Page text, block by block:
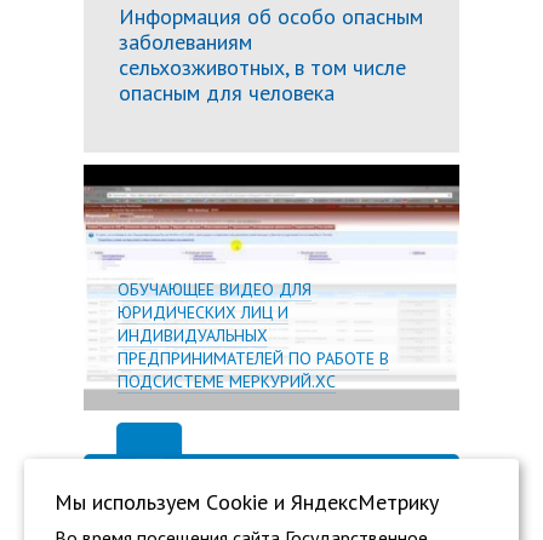
Информация об особо опасным
заболеваниям
сельхозживотных, в том числе
опасным для человека
ОБУЧАЮЩЕЕ ВИДЕО ДЛЯ
ЮРИДИЧЕСКИХ ЛИЦ И
ИНДИВИДУАЛЬНЫХ
ПРЕДПРИНИМАТЕЛЕЙ ПО РАБОТЕ В
ПОДСИСТЕМЕ МЕРКУРИЙ.ХС
Мы используем Сookie и ЯндексМетрику